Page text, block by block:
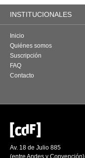
INSTITUCIONALES
Inicio
Quiénes somos
Suscripción
FAQ
Contacto
Av. 18 de Julio 885
(entre Andes y Convención)